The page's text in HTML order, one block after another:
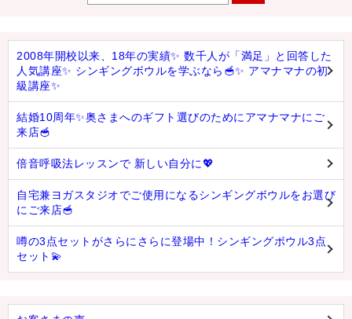
2008年開校以来、18年の実績✨ 数千人が「満足」と回答した
人気講座✨ シンギングボウルを学ぶなら🥣✨ アマナマナの初
級講座✨
結婚10周年✨奥さまへのギフト選びのためにアマナマナにご
来店🥣
倍音呼吸法レッスンで 新しい自分に💖
自宅兼ヨガスタジオでご使用になるシンギングボウルをお選び
にご来店🥣
噂の3点セットがさらにさらに登場中！シンギングボウル3点
セット💫